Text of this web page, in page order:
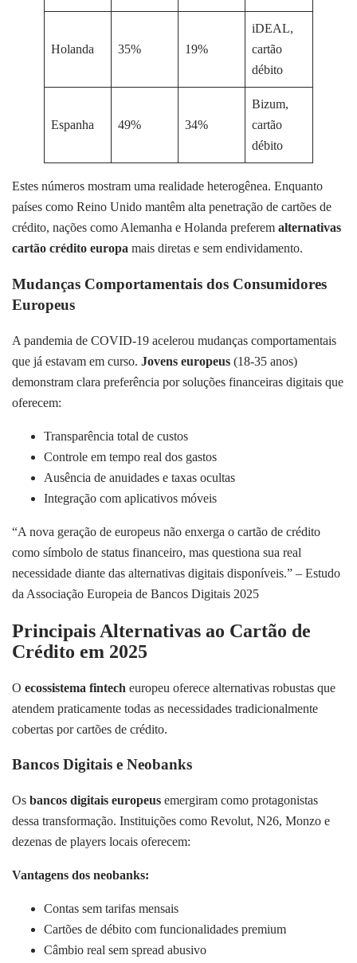
Holanda 35% 19%
iDEAL,
cartão
débito
Espanha 49% 34%
Bizum,
cartão
débito
Estes números mostram uma realidade heterogênea. Enquanto
países como Reino Unido mantêm alta penetração de cartões de
crédito, nações como Alemanha e Holanda preferem alternativas
cartão crédito europa mais diretas e sem endividamento.
Mudanças Comportamentais dos Consumidores
Europeus
A pandemia de COVID-19 acelerou mudanças comportamentais
que já estavam em curso. Jovens europeus (18-35 anos)
demonstram clara preferência por soluções financeiras digitais que
oferecem:
Transparência total de custos
Controle em tempo real dos gastos
Ausência de anuidades e taxas ocultas
Integração com aplicativos móveis
“A nova geração de europeus não enxerga o cartão de crédito
como símbolo de status financeiro, mas questiona sua real
necessidade diante das alternativas digitais disponíveis.” – Estudo
da Associação Europeia de Bancos Digitais 2025
Principais Alternativas ao Cartão de
Crédito em 2025
O ecossistema fintech europeu oferece alternativas robustas que
atendem praticamente todas as necessidades tradicionalmente
cobertas por cartões de crédito.
Bancos Digitais e Neobanks
Os bancos digitais europeus emergiram como protagonistas
dessa transformação. Instituições como Revolut, N26, Monzo e
dezenas de players locais oferecem:
Vantagens dos neobanks:
Contas sem tarifas mensais
Cartões de débito com funcionalidades premium
Câmbio real sem spread abusivo